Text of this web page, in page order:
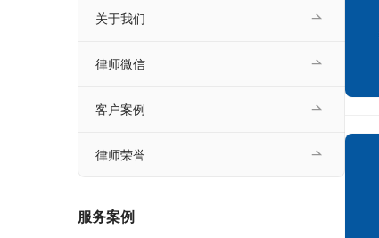
关于我们
律师微信
客户案例
律师荣誉
服务案例